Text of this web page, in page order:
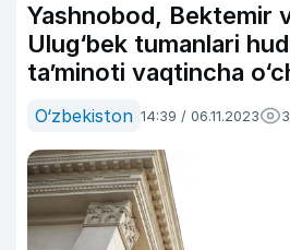
Yashnobod, Bektemir
Ulug‘bek tumanlari
ta’minoti vaqtincha
O‘zbekiston 14:39 / 06.11.2023